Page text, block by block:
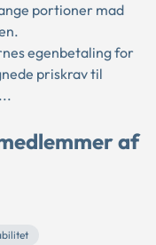
portioner mad
egenbetaling for
priskrav til
af